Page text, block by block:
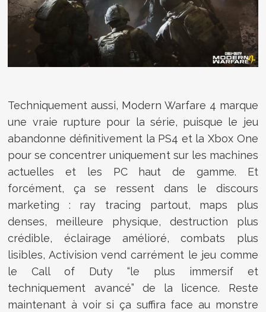
Techniquement aussi, Modern Warfare 4 marque
une vraie rupture pour la série, puisque le jeu
abandonne définitivement la PS4 et la Xbox One
pour se concentrer uniquement sur les machines
actuelles et les PC haut de gamme. Et
forcément, ça se ressent dans le discours
marketing : ray tracing partout, maps plus
denses, meilleure physique, destruction plus
crédible, éclairage amélioré, combats plus
lisibles, Activision vend carrément le jeu comme
le Call of Duty “le plus immersif et
techniquement avancé” de la licence. Reste
maintenant à voir si ça suffira face au monstre